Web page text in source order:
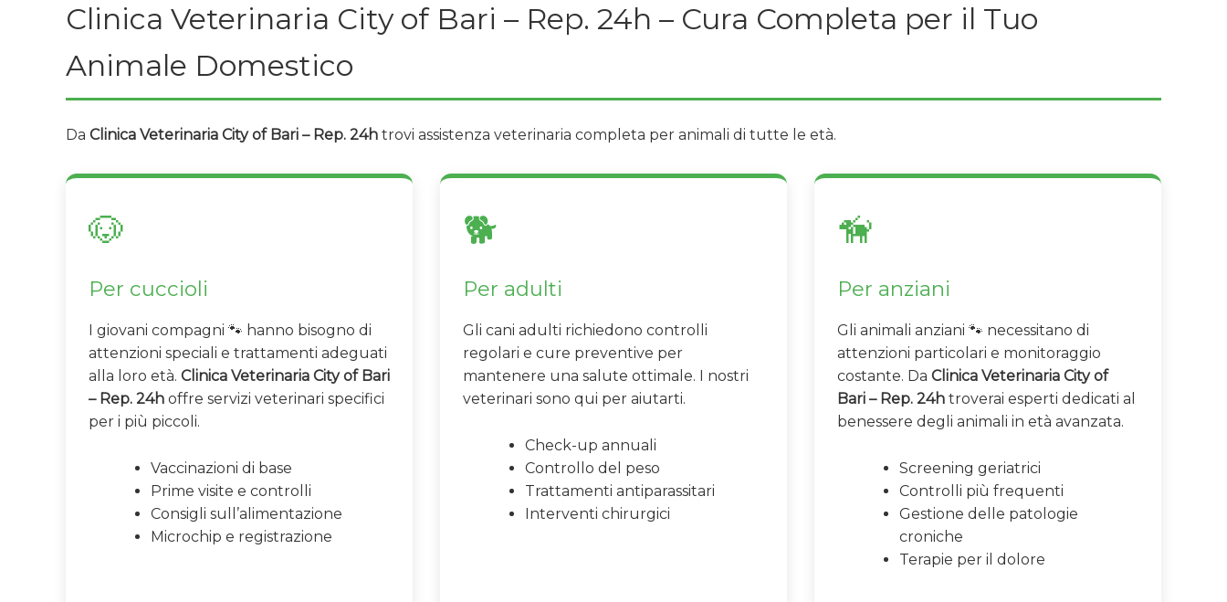
Clinica Veterinaria City of Bari – Rep. 24h – Cura Completa per il Tuo
Animale Domestico
Da Clinica Veterinaria City of Bari – Rep. 24h trovi assistenza veterinaria completa per animali di tutte le età.
🐶
Per cuccioli
I giovani compagni 🐾 hanno bisogno di
attenzioni speciali e trattamenti adeguati
alla loro età. Clinica Veterinaria City of Bari
– Rep. 24h offre servizi veterinari specifici
per i più piccoli.
Vaccinazioni di base
Prime visite e controlli
Consigli sull’alimentazione
Microchip e registrazione
🐕
Per adulti
Gli cani adulti richiedono controlli
regolari e cure preventive per
mantenere una salute ottimale. I nostri
veterinari sono qui per aiutarti.
Check-up annuali
Controllo del peso
Trattamenti antiparassitari
Interventi chirurgici
🦮
Per anziani
Gli animali anziani 🐾 necessitano di
attenzioni particolari e monitoraggio
costante. Da Clinica Veterinaria City of
Bari – Rep. 24h troverai esperti dedicati al
benessere degli animali in età avanzata.
Screening geriatrici
Controlli più frequenti
Gestione delle patologie
croniche
Terapie per il dolore